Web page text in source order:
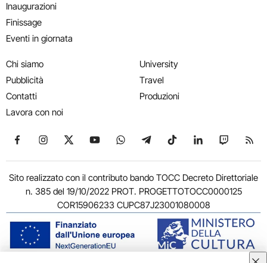
Inaugurazioni
Finissage
Eventi in giornata
Chi siamo
Pubblicità
Contatti
Lavora con noi
University
Travel
Produzioni
Seguici su Facebook
Seguici su Instagram
Seguici su X
Seguici su YouTube
Seguici su WhatsApp
Seguici su Telegram
Seguici su TikTok
Seguici su
Seguici
Sito realizzato con il contributo bando TOCC Decreto Direttoriale
n. 385 del 19/10/2022 PROT. PROGETTOTOCC0000125
COR15906233 CUPC87J23001080008